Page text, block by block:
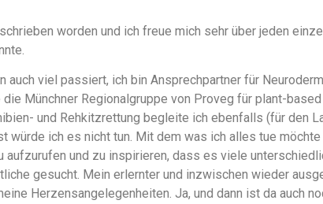
worden und ich freue mich sehr über jeden
auch viel passiert, ich bin Ansprechpartner für
Münchner Regionalgruppe von Proveg für plant-
und Rehkitzrettung begleite ich ebenfalls (für den
würde ich es nicht tun. Mit dem was ich alles tue
aufzurufen und zu inspirieren, dass es viele
gesucht. Mein erlernter und inzwischen wieder
Herzensangelegenheiten. Ja, und dann ist da auch